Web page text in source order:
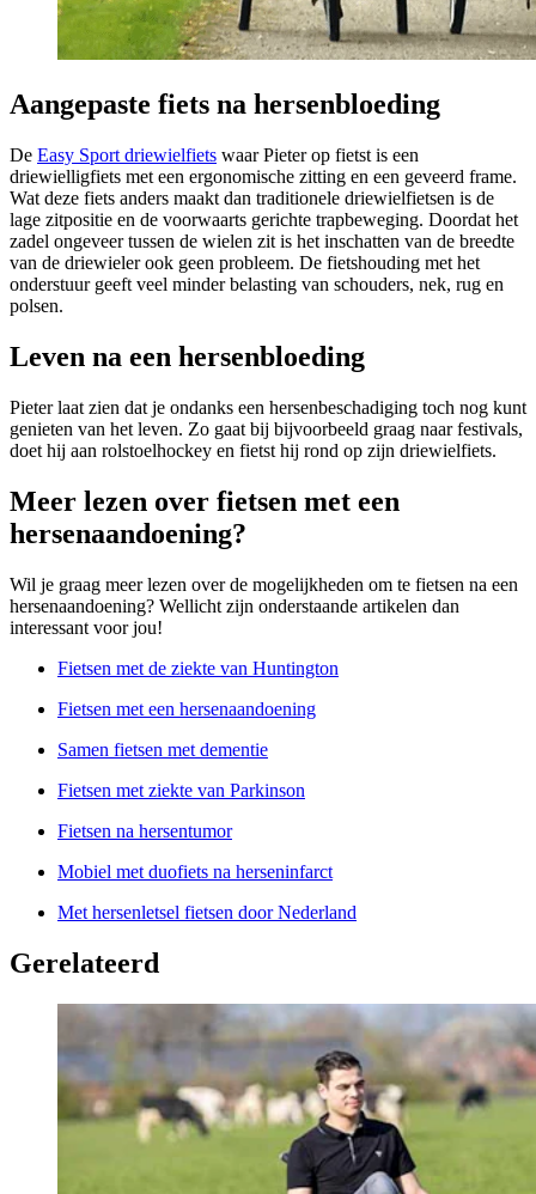
Aangepaste fiets na hersenbloeding
De Easy Sport driewielfiets waar Pieter op fietst is een
driewielligfiets met een ergonomische zitting en een geveerd frame.
Wat deze fiets anders maakt dan traditionele driewielfietsen is de
lage zitpositie en de voorwaarts gerichte trapbeweging. Doordat het
zadel ongeveer tussen de wielen zit is het inschatten van de breedte
van de driewieler ook geen probleem. De fietshouding met het
onderstuur geeft veel minder belasting van schouders, nek, rug en
polsen.
Leven na een hersenbloeding
Pieter laat zien dat je ondanks een hersenbeschadiging toch nog kunt
genieten van het leven. Zo gaat bij bijvoorbeeld graag naar festivals,
doet hij aan rolstoelhockey en fietst hij rond op zijn driewielfiets.
Meer lezen over fietsen met een
hersenaandoening?
Wil je graag meer lezen over de mogelijkheden om te fietsen na een
hersenaandoening? Wellicht zijn onderstaande artikelen dan
interessant voor jou!
Fietsen met de ziekte van Huntington
Fietsen met een hersenaandoening
Samen fietsen met dementie
Fietsen met ziekte van Parkinson
Fietsen na hersentumor
Mobiel met duofiets na herseninfarct
Met hersenletsel fietsen door Nederland
Gerelateerd